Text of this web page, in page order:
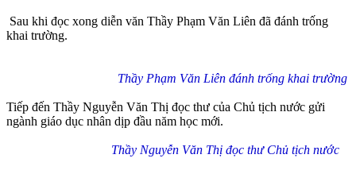
Sau khi đọc xong diễn văn Thầy Phạm Văn Liên đã đánh trống
khai trường.
Thầy Phạm Văn Liên đánh trống khai trường
Tiếp đến Thầy Nguyễn Văn Thị đọc thư của Chủ tịch nước gửi
ngành giáo dục nhân dịp đầu năm học mới.
Thầy Nguyễn Văn Thị đọc thư Chủ tịch nước